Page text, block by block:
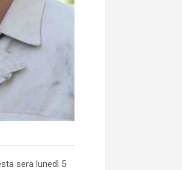
sera lunedì 5